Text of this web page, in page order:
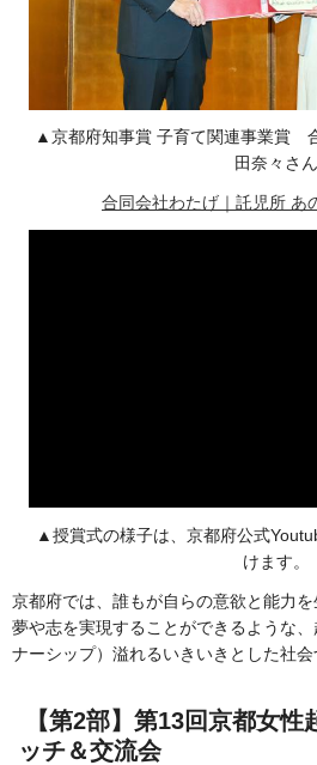
▲京都府知事賞 子育て関連事業賞
田奈々さん
合同会社わたげ｜託児所 あ
▲授賞式の様子は、京都府公式
けます。
京都府では、誰もが自らの意欲と能力を
夢や志を実現することができるような
ナーシップ）溢れるいきいきとした社会
【第2部】第13回京都女
ッチ＆交流会